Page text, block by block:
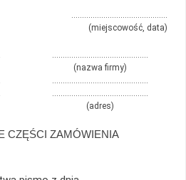
………………………………………
(miejscowość, data)
………………………………………
(nazwa firmy)
………………………………………
………………………………………
(adres)
CZĘŚCI ZAMÓWIENIA